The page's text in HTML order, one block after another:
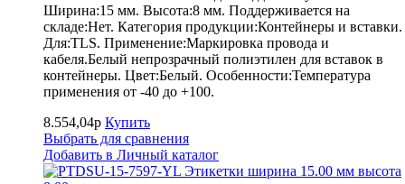
Ширина:15 мм. Высота:8 мм. Поддерживается на
складе:Нет. Категория продукции:Контейнеры и вставки.
Для:TLS. Применение:Маркировка провода и
кабеля.Белый непрозрачный полиэтилен для вставок в
контейнеры. Цвет:Белый. Особенности:Температура
применения от -40 до +100.
8.554,04р Купить
Выбрать для сравнения
Добавить в Личный каталог